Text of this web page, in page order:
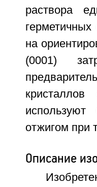
раствора
герметичных
на
(0001)
отжигом при
Описание